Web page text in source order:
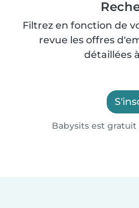
Filtrez en fonction de
revue les offres
détaillées
Babysits est